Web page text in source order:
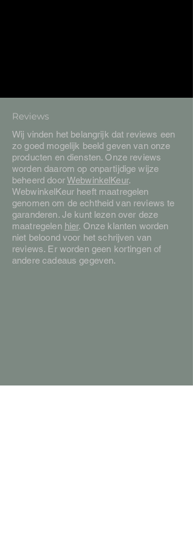
Reviews
Wij vinden het belangrijk dat reviews een
zo goed mogelijk beeld geven van onze
producten en diensten. Onze reviews
worden daarom op onpartijdige wijze
beheerd doorWebwinkelKeur.
WebwinkelKeur heeft maatregelen
genomen om de echtheid van reviews te
garanderen. Je kunt lezen over deze
maatregelen hier. Onze klanten worden
niet beloond voor het schrijven van
reviews. Er worden geen kortingen of
andere cadeaus gegeven.